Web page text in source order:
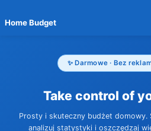
Home Budget
✨ Darmowe · Bez
Take control of
Prosty i skuteczny budżet
analizuj statystyki i oszczędzaj